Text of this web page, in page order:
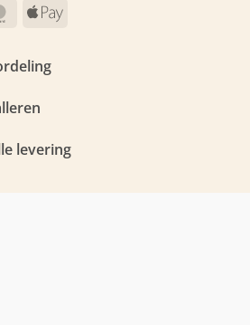
MasterCard
Apple
levering